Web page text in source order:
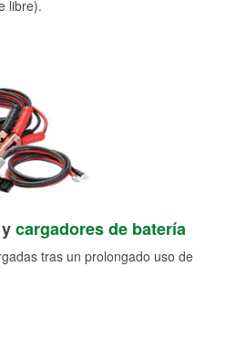
libre).
ycargadores de batería
tras un prolongado uso de